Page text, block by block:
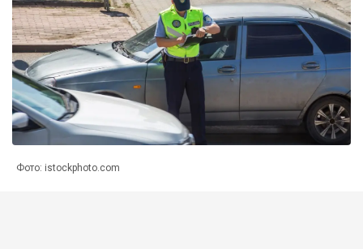
Фото: istockphoto.com